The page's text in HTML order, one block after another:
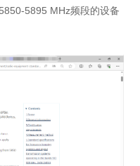
5895 MHz频段的设备